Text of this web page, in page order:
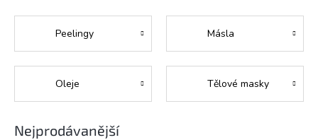
Peelingy Másla
Oleje Tělové masky
Nejprodávanější